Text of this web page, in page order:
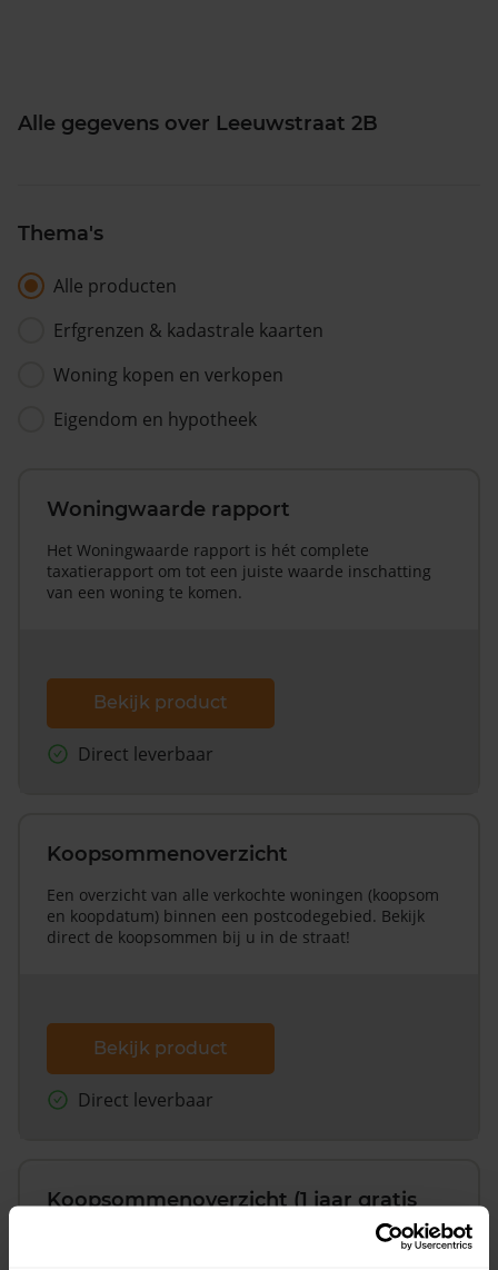
Alle gegevens over Leeuwstraat 2B
Thema's
Alle producten
Erfgrenzen & kadastrale kaarten
Woning kopen en verkopen
Eigendom en hypotheek
Woningwaarde rapport
Het Woningwaarde rapport is hét complete
taxatierapport om tot een juiste waarde inschatting
van een woning te komen.
Bekijk product
Direct leverbaar
Koopsommenoverzicht
Een overzicht van alle verkochte woningen (koopsom
en koopdatum) binnen een postcodegebied. Bekijk
direct de koopsommen bij u in de straat!
Bekijk product
Direct leverbaar
Koopsommenoverzicht (1 jaar gratis